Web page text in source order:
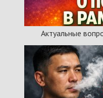
Актуальные